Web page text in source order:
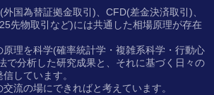
国為替証拠金取引)、CFD(差金決済取引)、
先物取引など)には共通した相場原理が存在
原理を科学(確率統計学・複雑系科学・行動心
で分析した研究成果と、それに基づく日々の
しています。
流の場にできればと考えています。